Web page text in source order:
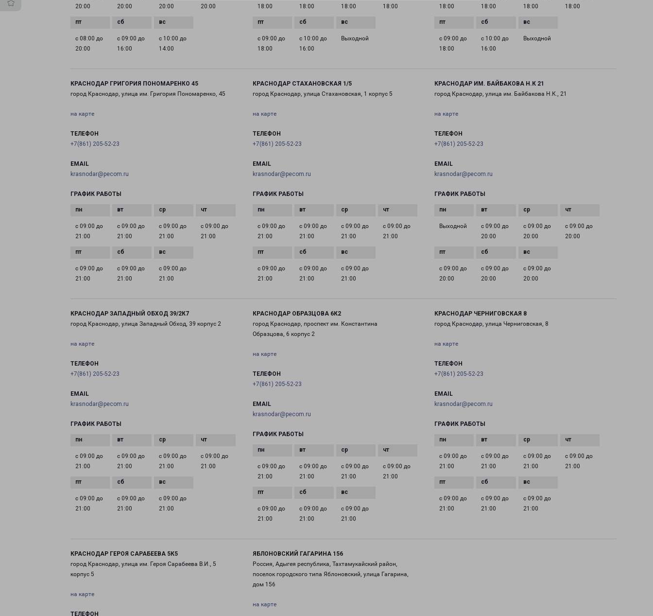
20:00
20:00
20:00
20:00
с 08:00 до
20:00
с 09:00 до
16:00
с 10:00 до
14:00
18:00
18:00
18:00
18:00
с 09:00 до
18:00
с 10:00 до
16:00
Выходной
18:00
18:00
18:00
18:00
с 09:00 до
18:00
с 10:00 до
16:00
Выходной
КРАСНОДАР ГРИГОРИЯ ПОНОМАРЕНКО 45
город Краснодар, улица им. Григория Пономаренко, 45
на карте
ТЕЛЕФОН
+7(861) 205-52-23
EMAIL
krasnodar@pecom.ru
ГРАФИК РАБОТЫ
с 09:00 до
21:00
с 09:00 до
21:00
с 09:00 до
21:00
с 09:00 до
21:00
с 09:00 до
21:00
с 09:00 до
21:00
с 09:00 до
21:00
КРАСНОДАР СТАХАНОВСКАЯ 1/5
город Краснодар, улица Стахановская, 1 корпус 5
на карте
ТЕЛЕФОН
+7(861) 205-52-23
EMAIL
krasnodar@pecom.ru
ГРАФИК РАБОТЫ
с 09:00 до
21:00
с 09:00 до
21:00
с 09:00 до
21:00
с 09:00 до
21:00
с 09:00 до
21:00
с 09:00 до
21:00
с 09:00 до
21:00
КРАСНОДАР ИМ. БАЙБАКОВА Н.К 21
город Краснодар, улица им. Байбакова Н.К., 21
на карте
ТЕЛЕФОН
+7(861) 205-52-23
EMAIL
krasnodar@pecom.ru
ГРАФИК РАБОТЫ
Выходной
с 09:00 до
20:00
с 09:00 до
20:00
с 09:00 до
20:00
с 09:00 до
20:00
с 09:00 до
20:00
с 09:00 до
20:00
КРАСНОДАР ЗАПАДНЫЙ ОБХОД 39/2К7
город Краснодар, улица Западный Обход, 39 корпус 2
на карте
ТЕЛЕФОН
+7(861) 205-52-23
EMAIL
krasnodar@pecom.ru
ГРАФИК РАБОТЫ
с 09:00 до
21:00
с 09:00 до
21:00
с 09:00 до
21:00
с 09:00 до
21:00
с 09:00 до
21:00
с 09:00 до
21:00
с 09:00 до
21:00
КРАСНОДАР ОБРАЗЦОВА 6К2
город Краснодар, проспект им. Константина
Образцова, 6 корпус 2
на карте
ТЕЛЕФОН
+7(861) 205-52-23
EMAIL
krasnodar@pecom.ru
ГРАФИК РАБОТЫ
с 09:00 до
21:00
с 09:00 до
21:00
с 09:00 до
21:00
с 09:00 до
21:00
с 09:00 до
21:00
с 09:00 до
21:00
с 09:00 до
21:00
КРАСНОДАР ЧЕРНИГОВСКАЯ 8
город Краснодар, улица Черниговская, 8
на карте
ТЕЛЕФОН
+7(861) 205-52-23
EMAIL
krasnodar@pecom.ru
ГРАФИК РАБОТЫ
с 09:00 до
21:00
с 09:00 до
21:00
с 09:00 до
21:00
с 09:00 до
21:00
с 09:00 до
21:00
с 09:00 до
21:00
с 09:00 до
21:00
КРАСНОДАР ГЕРОЯ САРАБЕЕВА 5К5
город Краснодар, улица им. Героя Сарабеева В.И., 5
корпус 5
на карте
ТЕЛЕФОН
ЯБЛОНОВСКИЙ ГАГАРИНА 156
Россия, Адыгея республика, Тахтамукайский район,
поселок городского типа Яблоновский, улица Гагарина,
дом 156
на карте